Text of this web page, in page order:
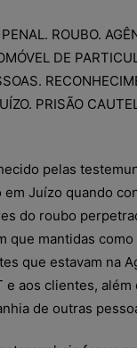
ROUBO.
DE
PRISÃO
pelas
Juízo quando
do roubo
que mantidas
que estavam na
e aos clientes,
de outras